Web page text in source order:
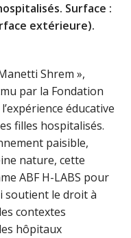
Surface :
extérieure).
Shrem »,
par la Fondation
éducative
filles hospitalisés.
paisible,
nature, cette
ABF H-LABS pour
soutient le droit à
contextes
hôpitaux